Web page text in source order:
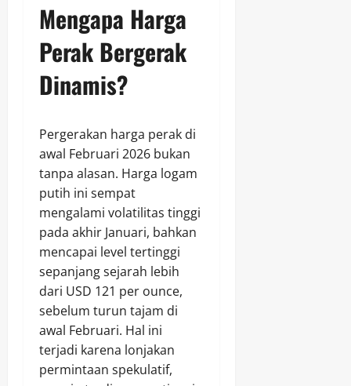
Mengapa Harga
Perak Bergerak
Dinamis?
Pergerakan harga perak di
awal Februari 2026 bukan
tanpa alasan. Harga logam
putih ini sempat
mengalami volatilitas tinggi
pada akhir Januari, bahkan
mencapai level tertinggi
sepanjang sejarah lebih
dari USD 121 per ounce,
sebelum turun tajam di
awal Februari. Hal ini
terjadi karena lonjakan
permintaan spekulatif,